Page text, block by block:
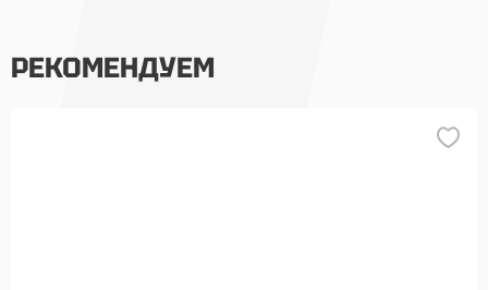
РЕКОМЕНДУЕМ